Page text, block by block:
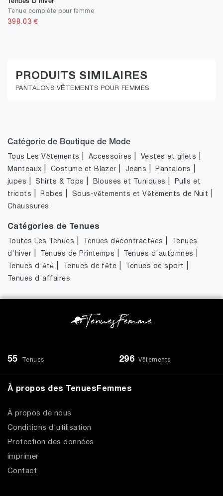
Tenues D'hiver
Tenue complète pour femme
398.03 €
PRODUITS SIMILAIRES
PANTALONS VÊTEMENTS POUR FEMMES
Catégorie de Boutique de Mode
Tous Les Vêtements Accessoires Vestes et gilets
Manteaux Costume et Blazer Jeans Pantalons
jupes |Shirts & Tops Blouses et Tuniques
Pulls et
tricots
Robes Sous-vêtements et Vêtements de Nuit
Chaussures
Catégories de Tenues
Toutes Les Tenues Tenues décontractées
Tenues
d'hiver
Tenues de Printemps Tenues d'automnes
Tenues d'été Tenues de fête Tenues de sport
Tenues d'affaires
55 Tenues 296 Vêtements
À propos des TenuesFemmes
À propos de nous
Conditions d'utilisation
Protection des données
imprimer
Contact